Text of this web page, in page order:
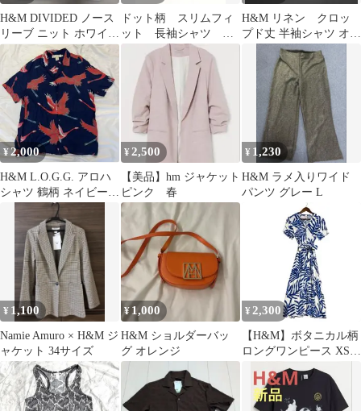
H&M DIVIDED ノース
リーブ ニット ホワイト
XS
ドット柄 スリムフィ
ット 長袖シャツ ネ
イビー ビジネスカジ
ュアル
H&M リネン クロッ
プド丈 半袖シャツ オフ
ホワイト S
¥2,000
H&M L.O.G.G. アロハ
シャツ 鶴柄 ネイビー
¥2,500
【美品】hm ジャケット
ピンク 春
¥ 1,230
H&M ラメ入りワイド
パンツ グレー L
¥ 1,100
Namie Amuro × H&M ジ
ャケット 34サイズ
¥ 1,000
H&M ショルダーバッ
グ オレンジ
¥ 2,300
【H&M】ボタニカル柄
ロングワンピース XS
アイボリー ブルー レー
ヨン